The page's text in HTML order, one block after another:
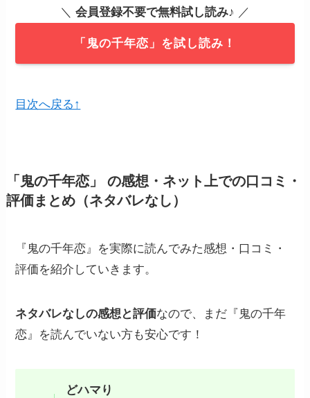
＼ 会員登録不要で無料試し読み♪ ／
「鬼の千年恋」を試し読み！
目次へ戻る↑
「鬼の千年恋」 の感想・ネット上での口コミ・
評価まとめ（ネタバレなし）
『鬼の千年恋』を実際に読んでみた感想・口コミ・
評価を紹介していきます。
ネタバレなしの感想と評価なので、まだ『鬼の千年
恋』を読んでいない方も安心です！
どハマり